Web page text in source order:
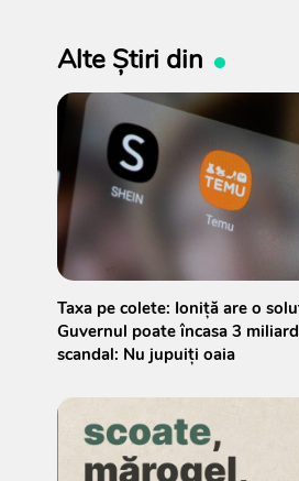
Alte Știri din
Taxa pe colete: Ioniță are o
Guvernul poate încasa 3
scandal: Nu jupuiți oaia